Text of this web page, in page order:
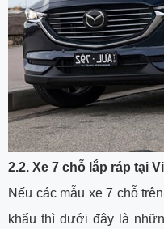
2.2. Xe 7 chỗ lắp ráp tại
Nếu các mẫu xe 7 chỗ
khẩu thì dưới đây là